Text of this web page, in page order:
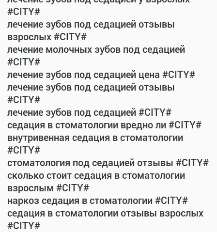
#CITY#
лечение зубов под седацией отзывы
взрослых #CITY#
лечение молочных зубов под седацией
#CITY#
лечение зубов под седацией цена #CITY#
лечение зубов под седацией отзывы
#CITY#
лечение зубов под седацией #CITY#
седация в стоматологии вредно ли #CITY#
внутривенная седация в стоматологии
#CITY#
стоматология под седацией отзывы #CITY#
сколько стоит седация в стоматологии
взрослым #CITY#
наркоз седация в стоматологии #CITY#
седация в стоматологии отзывы взрослых
#CITY#